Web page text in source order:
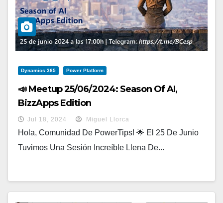
Dynamics 365 Power Platform
📣 Meetup 25/06/2024: Season Of AI,
BizzApps Edition
Jul 18, 2024 Miguel Llorca
Hola, Comunidad De PowerTips! 🌟 El 25 De Junio
Tuvimos Una Sesión Increíble Llena De...